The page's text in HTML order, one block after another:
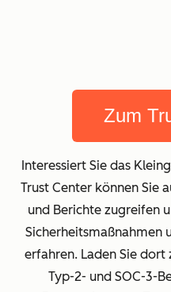
Zum
Interessiert Sie das
Trust Center können Sie
und Berichte zugreifen
Sicherheitsmaßnahmen
erfahren. Laden Sie dort
Typ-2- und SOC-3-